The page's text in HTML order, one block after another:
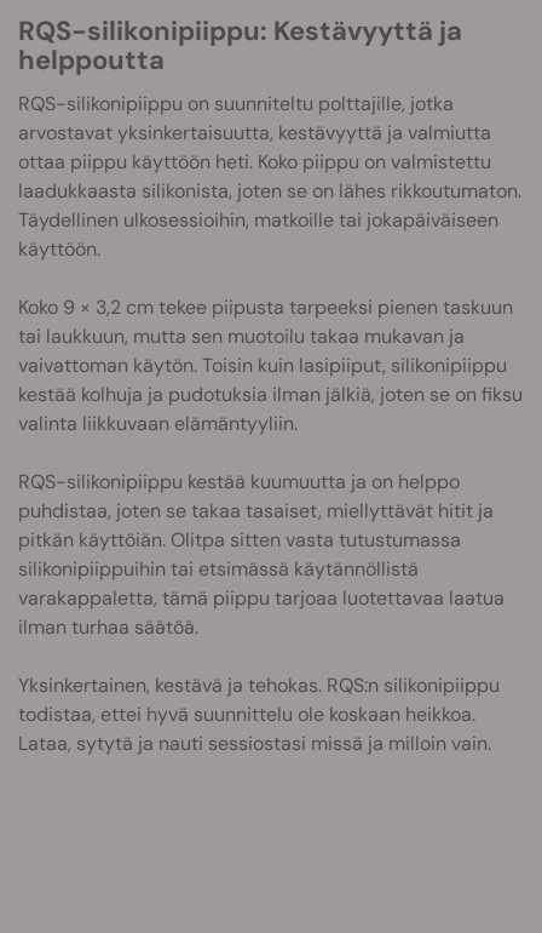
RQS-silikonipiippu: Kestävyyttä ja
helppoutta
RQS-silikonipiippu on suunniteltu polttajille, jotka
arvostavat yksinkertaisuutta, kestävyyttä ja valmiutta
ottaa piippu käyttöön heti. Koko piippu on valmistettu
laadukkaasta silikonista, joten se on lähes rikkoutumaton.
Täydellinen ulkosessioihin, matkoille tai jokapäiväiseen
käyttöön.
Koko 9 × 3,2 cm tekee piipusta tarpeeksi pienen taskuun
tai laukkuun, mutta sen muotoilu takaa mukavan ja
vaivattoman käytön. Toisin kuin lasipiiput, silikonipiippu
kestää kolhuja ja pudotuksia ilman jälkiä, joten se on fiksu
valinta liikkuvaan elämäntyyliin.
RQS-silikonipiippu kestää kuumuutta ja on helppo
puhdistaa, joten se takaa tasaiset, miellyttävät hitit ja
pitkän käyttöiän. Olitpa sitten vasta tutustumassa
silikonipiippuihin tai etsimässä käytännöllistä
varakappaletta, tämä piippu tarjoaa luotettavaa laatua
ilman turhaa säätöä.
Yksinkertainen, kestävä ja tehokas. RQS:n silikonipiippu
todistaa, ettei hyvä suunnittelu ole koskaan heikkoa.
Lataa, sytytä ja nauti sessiostasi missä ja milloin vain.